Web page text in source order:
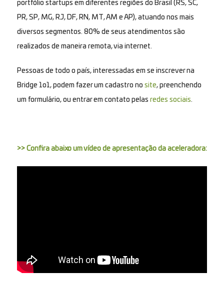
portfólio startups em diferentes regiões do Brasil (RS, SC,
PR, SP, MG, RJ, DF, RN, MT, AM e AP), atuando nos mais
diversos segmentos. 80% de seus atendimentos são
realizados de maneira remota, via internet.
Pessoas de todo o país, interessadas em se inscrever na
Bridge 1o1, podem fazer um cadastro no site, preenchendo
um formulário, ou entrar em contato pelas redes sociais.
>> Confira abaixo um vídeo de apresentação da aceleradora: